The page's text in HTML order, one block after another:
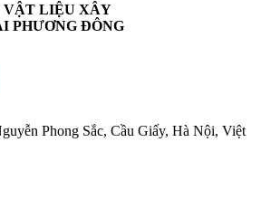
VẬT LIỆU XÂY
PHƯƠNG ĐÔNG
Phong Sắc, Cầu Giấy, Hà Nội, Việt